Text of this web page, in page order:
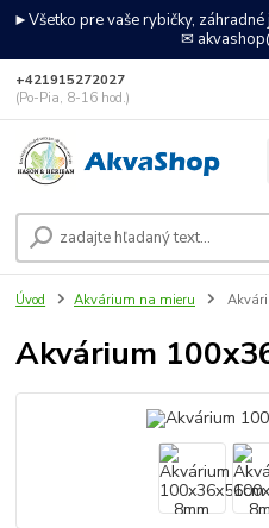
►Všetko pre vaše rybičky,
✉
+421915272027
(Po-Pia, 8-16 hod.)
Úvod Akvárium na mieru
Akvárium